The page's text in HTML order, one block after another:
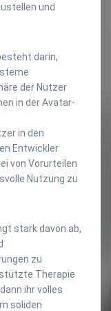
und
darin,
der Nutzer
in der Avatar-
in den
Entwickler
von Vorurteilen
Nutzung zu
stark davon ab,
zu
Therapie
ihr volles
soliden